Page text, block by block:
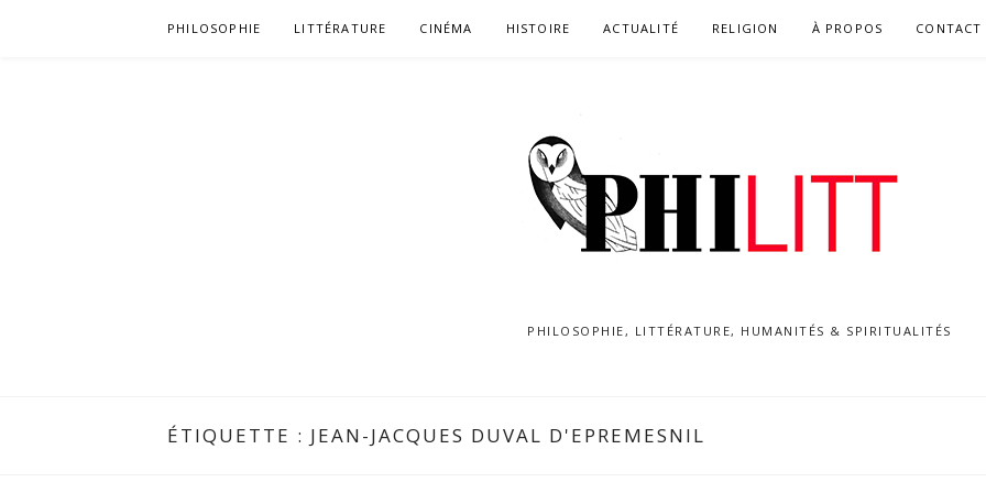
PHILOSOPHIE LITTÉRATURE CINÉMA HISTOIRE ACTUALITÉ RELIGION À PROPOS CONTACT
PHILOSOPHIE, LITTÉRATURE, HUMANITÉS & SPIRITUALITÉS
ÉTIQUETTE : JEAN-JACQUES DUVAL D'EPREMESNIL